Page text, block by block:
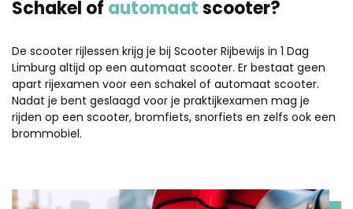
Schakel of automaatscooter?
De scooter rijlessen krijg je bij Scooter Rijbewijs in 1 Dag
Limburg altijd op een automaat scooter. Er bestaat geen
apart rijexamen voor een schakel of automaat scooter.
Nadat je bent geslaagd voor je praktijkexamen mag je
rijden op een scooter, bromfiets, snorfiets en zelfs ook een
brommobiel.